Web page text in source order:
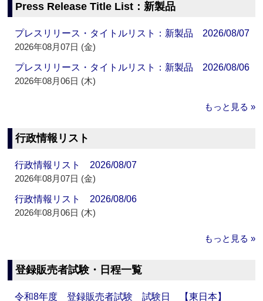
Press Release Title List：新製品
プレスリリース・タイトルリスト：新製品 2026/08/07
2026年08月07日 (金)
プレスリリース・タイトルリスト：新製品 2026/08/06
2026年08月06日 (木)
もっと見る »
行政情報リスト
行政情報リスト 2026/08/07
2026年08月07日 (金)
行政情報リスト 2026/08/06
2026年08月06日 (木)
もっと見る »
登録販売者試験・日程一覧
令和8年度 登録販売者試験 試験日 【東日本】